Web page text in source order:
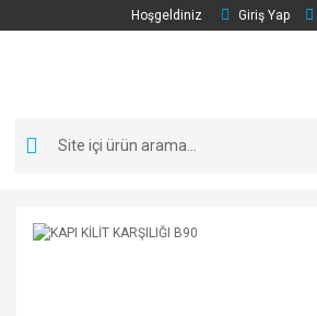
Hoşgeldiniz Giriş Yap